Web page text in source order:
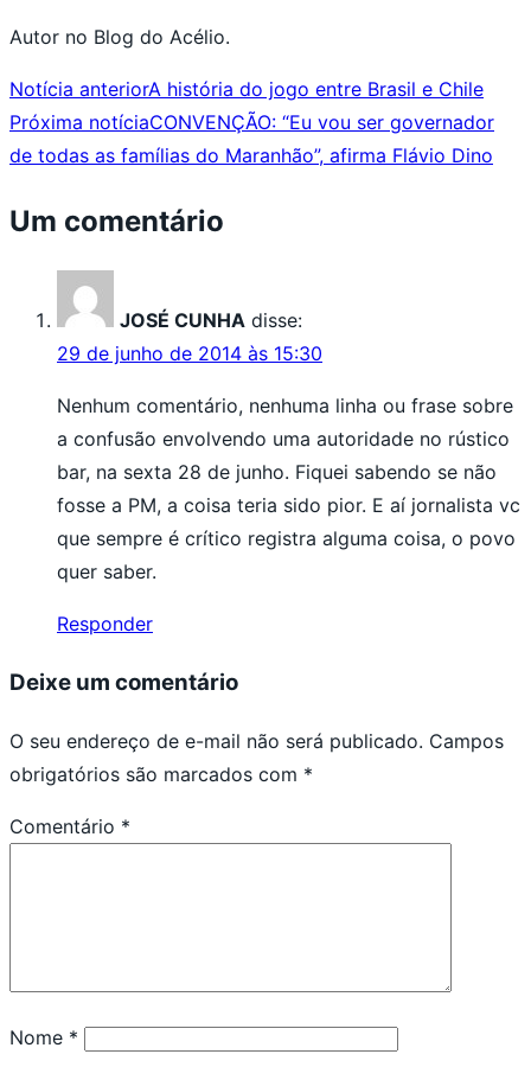
Autor no Blog do Acélio.
Notícia anteriorA história do jogo entre Brasil e Chile
Próxima notíciaCONVENÇÃO: “Eu vou ser governador
de todas as famílias do Maranhão”, afirma Flávio Dino
Um comentário
JOSÉ CUNHA disse:
29 de junho de 2014 às 15:30
Nenhum comentário, nenhuma linha ou frase sobre
a confusão envolvendo uma autoridade no rústico
bar, na sexta 28 de junho. Fiquei sabendo se não
fosse a PM, a coisa teria sido pior. E aí jornalista vc
que sempre é crítico registra alguma coisa, o povo
quer saber.
Responder
Deixe um comentário
O seu endereço de e-mail não será publicado. Campos
obrigatórios são marcados com *
Comentário *
Nome *